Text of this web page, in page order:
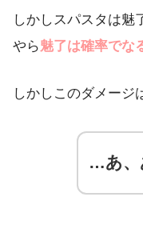
しかしスパスタは魅
やら魅了は確率でな
しかしこのダメージ
…あ、